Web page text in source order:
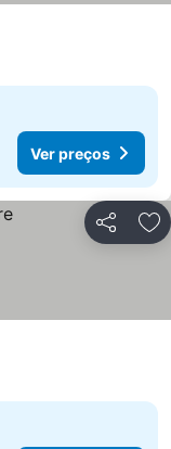
Ver preços
Partilhar